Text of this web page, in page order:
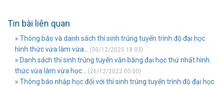
Tin bài liên quan
» Thông báo và danh sách thí sinh trúng tuyển trình độ đại học
hình thức vừa làm vừa...
(30/12/2025 18:03)
» Danh sách thí sinh trúng tuyển văn bằng đại học thứ nhất hình
thức vừa làm vừa học...
(26/12/2022 00:00)
» Thông báo nhập học đối với thí sinh trúng tuyển trình độ đại học